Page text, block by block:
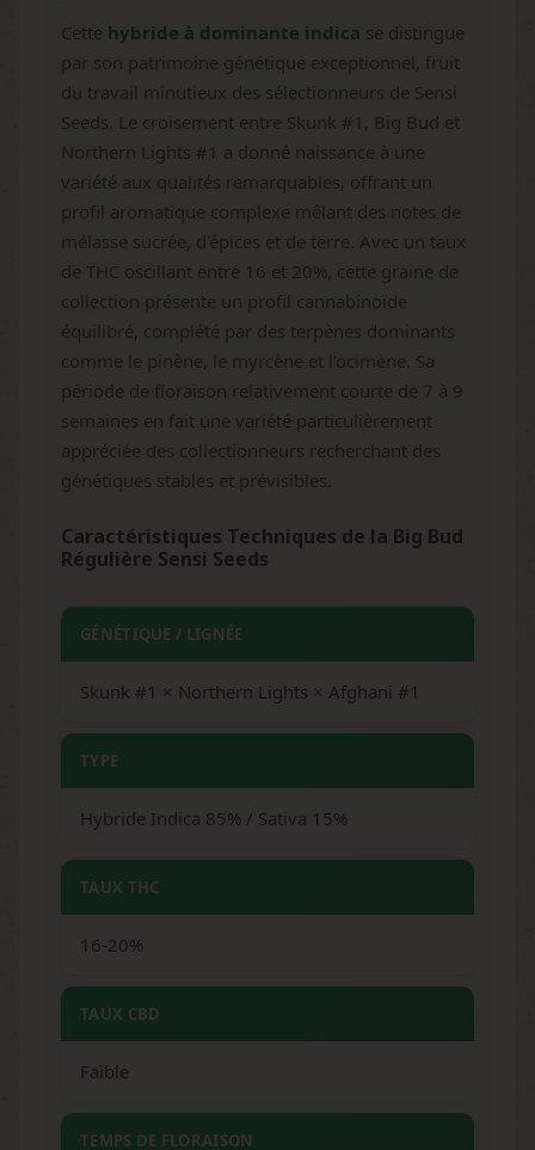
Cette hybride à dominante indica se distingue
par son patrimoine génétique exceptionnel, fruit
du travail minutieux des sélectionneurs de Sensi
Seeds. Le croisement entre Skunk #1, Big Bud et
Northern Lights #1 a donné naissance à une
variété aux qualités remarquables, offrant un
profil aromatique complexe mêlant des notes de
mélasse sucrée, d'épices et de terre. Avec un taux
de THC oscillant entre 16 et 20%, cette graine de
collection présente un profil cannabinoïde
équilibré, complété par des terpènes dominants
comme le pinène, le myrcène et l'ocimène. Sa
période de floraison relativement courte de 7 à 9
semaines en fait une variété particulièrement
appréciée des collectionneurs recherchant des
génétiques stables et prévisibles.
Caractéristiques Techniques de la Big Bud
Régulière Sensi Seeds
GÉNÉTIQUE / LIGNÉE
Skunk #1 × Northern Lights × Afghani #1
TYPE
Hybride Indica 85% / Sativa 15%
TAUX THC
16-20%
TAUX CBD
Faible
TEMPS DE FLORAISON